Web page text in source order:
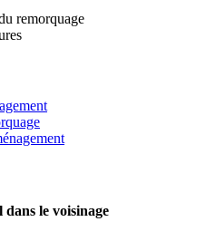
remorquage
le voisinage